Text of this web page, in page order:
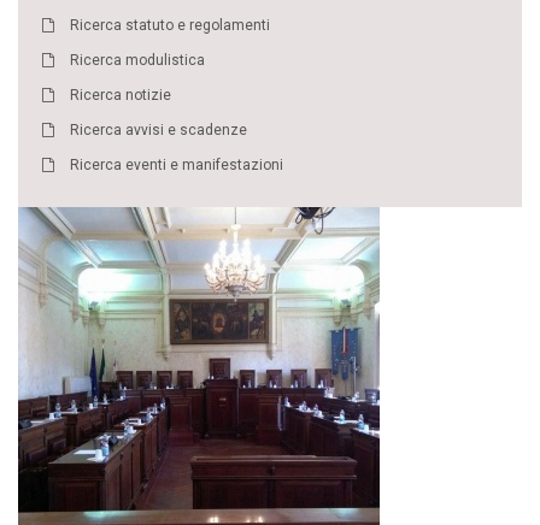
Ricerca statuto e regolamenti
Ricerca modulistica
Ricerca notizie
Ricerca avvisi e scadenze
Ricerca eventi e manifestazioni